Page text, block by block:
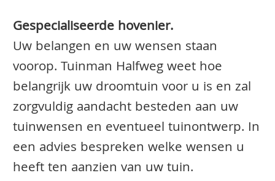
Gespecialiseerde hovenier.
Uw belangen en uw wensen staan
voorop. Tuinman Halfweg weet hoe
belangrijk uw droomtuin voor u is en zal
zorgvuldig aandacht besteden aan uw
tuinwensen en eventueel tuinontwerp. In
een advies bespreken welke wensen u
heeft ten aanzien van uw tuin.